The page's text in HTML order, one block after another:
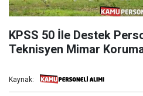
KPSS 50 İle Destek
Teknisyen Mimar Koruma
Kaynak: